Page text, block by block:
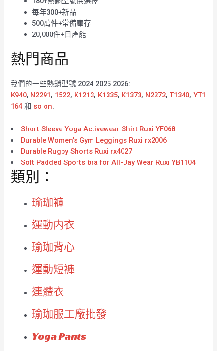
每年300+新品
500萬件+常備庫存
20,000件+日產能
熱門商品
我們的一些熱銷型號 2024 2025 2026:
K940, N2291 , 1522, K1213, K1335, K1373, N2272,T1340,YT1
164 和 so on.
Short Sleeve Yoga Activewear Shirt Ruxi YF068
Durable Women’s Gym Leggings Ruxi rx2006
Durable Rugby Shorts Ruxi rx4027
Soft Padded Sports bra for All-Day Wear Ruxi YB1104
類別：
瑜珈褲
運動内衣
瑜珈背心
運動短褲
連體衣
瑜珈服工廠批發
Yoga Pants